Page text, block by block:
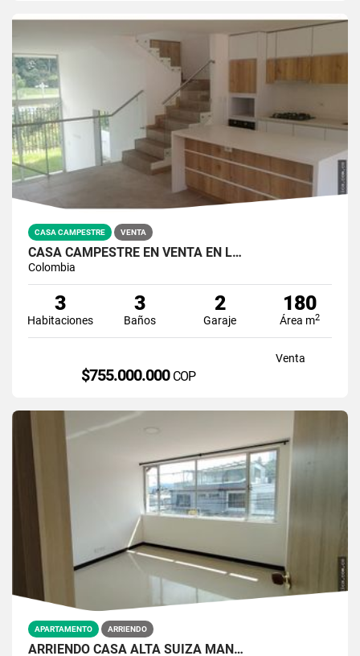
CASA CAMPESTRE VENTA
CASA CAMPESTRE EN VENTA EN L…
Colombia
3
Habitaciones
3
Baños
2
Garaje
180
Área m2
Venta
$755.000.000 COP
APARTAMENTO ARRIENDO
ARRIENDO CASA ALTA SUIZA MAN…